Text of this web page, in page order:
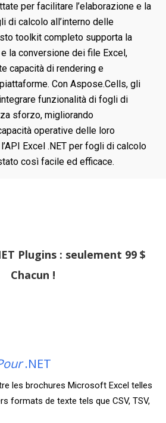
per facilitare l’elaborazione e la
di calcolo all’interno delle
toolkit completo supporta la
la conversione dei file Excel,
capacità di rendering e
Con Aspose.Cells, gli
funzionalità di fogli di
sforzo, migliorando
operative delle loro
Excel .NET per fogli di calcolo
così facile ed efficace.
Plugins : seulement 99 $
Chacun !
.NET
les brochures Microsoft Excel telles
formats de texte tels que CSV, TSV,